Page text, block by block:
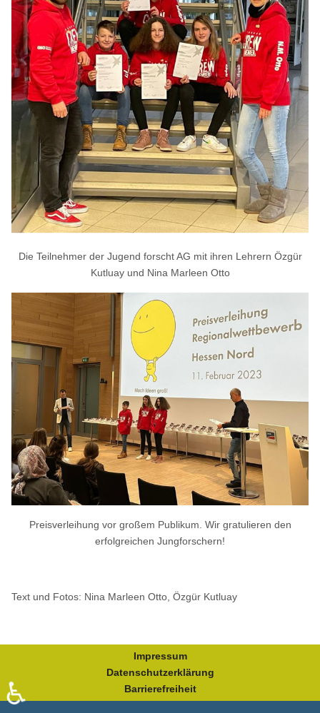
Die Teilnehmer der Jugend forscht AG mit ihren Lehrern Özgür
Kutluay und Nina Marleen Otto
Preisverleihung vor großem Publikum. Wir gratulieren den
erfolgreichen Jungforschern!
Text und Fotos: Nina Marleen Otto, Özgür Kutluay
Impressum
Datenschutzerklärung
Barrierefreiheit